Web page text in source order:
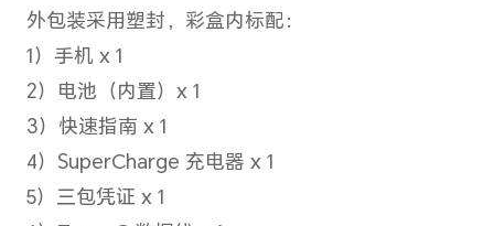
5G/4G+/4G/2G，广电5G/
备注： *卡槽1, 2可以任意切换为默认
*如果两张都是电信卡，副卡（非默认
信VoLTE业务，才能同时使用电信双卡
*实际网络使用，需要根据运营商网络